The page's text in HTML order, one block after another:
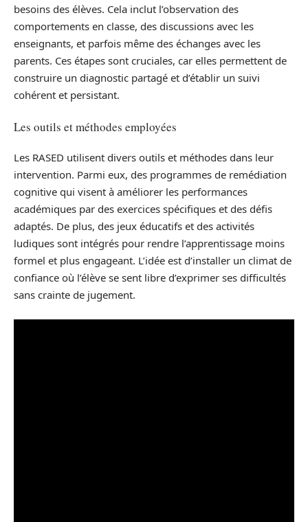
besoins des élèves. Cela inclut l’observation des
comportements en classe, des discussions avec les
enseignants, et parfois même des échanges avec les
parents. Ces étapes sont cruciales, car elles permettent de
construire un diagnostic partagé et d’établir un suivi
cohérent et persistant.
Les outils et méthodes employées
Les RASED utilisent divers outils et méthodes dans leur
intervention. Parmi eux, des programmes de remédiation
cognitive qui visent à améliorer les performances
académiques par des exercices spécifiques et des défis
adaptés. De plus, des jeux éducatifs et des activités
ludiques sont intégrés pour rendre l’apprentissage moins
formel et plus engageant. L’idée est d’installer un climat de
confiance où l’élève se sent libre d’exprimer ses difficultés
sans crainte de jugement.